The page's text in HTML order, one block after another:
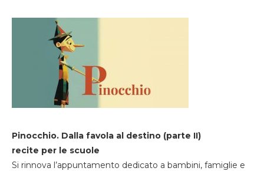
Pinocchio. Dalla favola al destino (parte II)
recite per le scuole
Si rinnova l’appuntamento dedicato a bambini, famiglie e